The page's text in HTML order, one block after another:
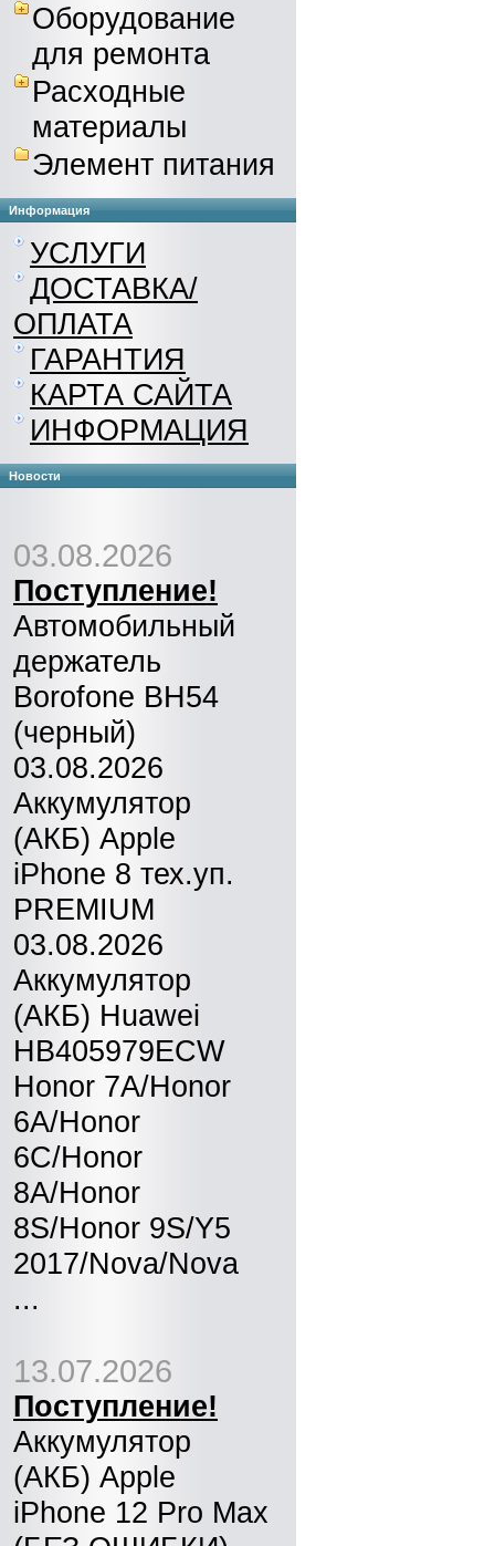
Оборудование
для ремонта
Расходные
материалы
Элемент питания
Информация
УСЛУГИ
ДОСТАВКА/
ОПЛАТА
ГАРАНТИЯ
КАРТА САЙТА
ИНФОРМАЦИЯ
Новости
03.08.2026
Поступление!
Автомобильный
держатель
Borofone BH54
(черный)
03.08.2026
Аккумулятор
(АКБ) Apple
iPhone 8 тех.уп.
PREMIUM
03.08.2026
Аккумулятор
(АКБ) Huawei
HB405979ECW
Honor 7A/Honor
6A/Honor
6C/Honor
8A/Honor
8S/Honor 9S/Y5
2017/Nova/Nova
...
13.07.2026
Поступление!
Аккумулятор
(АКБ) Apple
iPhone 12 Pro Max